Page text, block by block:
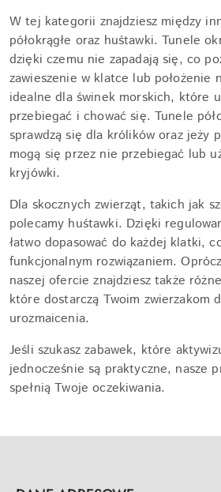
W tej kategorii znajdziesz między
półokrągłe oraz huśtawki. Tunele
dzięki czemu nie zapadają się, co
zawieszenie w klatce lub położenie
idealne dla świnek morskich, które
przebiegać i chować się. Tunele
sprawdzą się dla królików oraz jeży
mogą się przez nie przebiegać lub
kryjówki.
Dla skocznych zwierząt, takich jak
polecamy huśtawki. Dzięki
łatwo dopasować do każdej klatki,
funkcjonalnym rozwiązaniem.
naszej ofercie znajdziesz także
które dostarczą Twoim zwierzakom
urozmaicenia.
Jeśli szukasz zabawek, które
jednocześnie są praktyczne, nasze
spełnią Twoje oczekiwania.